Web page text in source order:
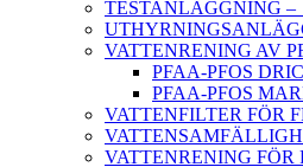
TESTANLÄGGNING
VATTENRENING AV
PFAA-PFOS
PFAA-PFOS
VATTENFILTER FÖR
VATTENRENING